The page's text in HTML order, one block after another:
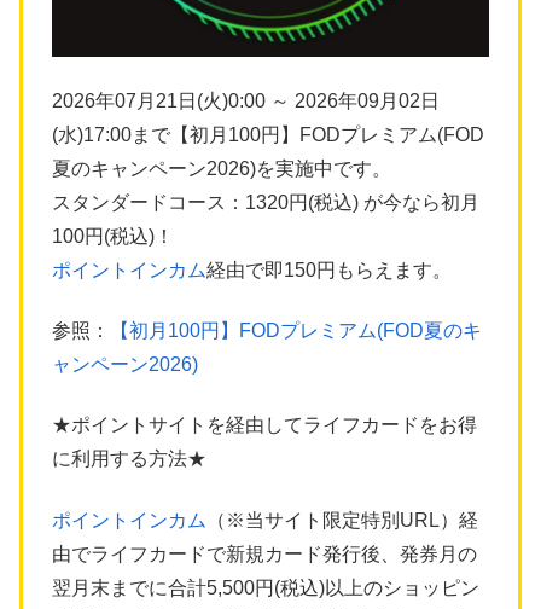
2026年07月21日(火)0:00 ～ 2026年09月02日
(水)17:00まで【初月100円】FODプレミアム(FOD
夏のキャンペーン2026)を実施中です。
スタンダードコース：1320円(税込) が今なら初月
100円(税込)！
ポイントインカム経由で即150円もらえます。
参照：
【初月100円】FODプレミアム(FOD夏のキ
ャンペーン2026)
★ポイントサイトを経由してライフカードをお得
に利用する方法★
ポイントインカム
（※当サイト限定特別URL）経
由でライフカードで新規カード発行後、発券月の
翌月末までに合計5,500円(税込)以上のショッピン